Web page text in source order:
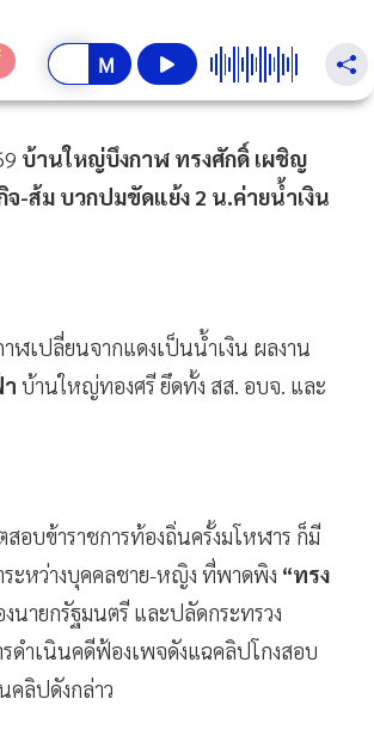
บ้านใหญ่บึงกาฬ ทรงศักดิ์ เผชิญ
-ส้ม บวกปมขัดแย้ง 2 น.ค่ายน้ำเงิน
ฬเปลี่ยนจากแดงเป็นน้ำเงิน ผลงาน
บ้านใหญ่ทองศรี ยึดทั้ง สส. อบจ. และ
สอบข้าราชการท้องถิ่นครั้งมโหฬาร ก็มี
ะหว่างบุคคลชาย-หญิง ที่พาดพิง “ทรง
งนายกรัฐมนตรี และปลัดกระทรวง
ดำเนินคดีฟ้องเพจดังแฉคลิปโกงสอบ
คลิปดังกล่าว